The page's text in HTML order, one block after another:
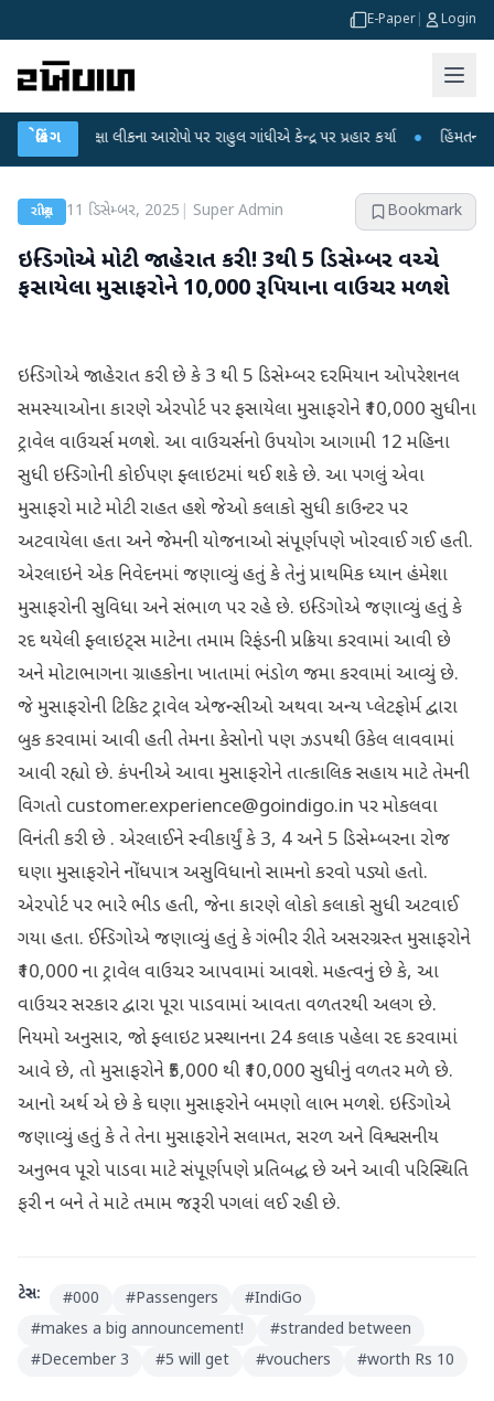
E-Paper Login
બ્રેકિંગ
પરીક્ષા લીકના આરોપો પર રાહુલ ગાંધીએ કેન્દ્ર પર પ્રહાર કર્યા ● હિંમતનગરમાં
રાષ્ટ્રીય 11 ડિસેમ્બર, 2025 Super Admin Bookmark
ઇન્ડિગોએ મોટી જાહેરાત કરી! 3થી 5 ડિસેમ્બર વચ્ચે
ફસાયેલા મુસાફરોને 10,000 રૂપિયાના વાઉચર મળશે
ઇન્ડિગોએ જાહેરાત કરી છે કે 3 થી 5 ડિસેમ્બર દરમિયાન ઓપરેશનલ
સમસ્યાઓના કારણે એરપોર્ટ પર ફસાયેલા મુસાફરોને ₹10,000 સુધીના
ટ્રાવેલ વાઉચર્સ મળશે. આ વાઉચર્સનો ઉપયોગ આગામી 12 મહિના
સુધી ઇન્ડિગોની કોઈપણ ફ્લાઇટમાં થઈ શકે છે. આ પગલું એવા
મુસાફરો માટે મોટી રાહત હશે જેઓ કલાકો સુધી કાઉન્ટર પર
અટવાયેલા હતા અને જેમની યોજનાઓ સંપૂર્ણપણે ખોરવાઈ ગઈ હતી.
એરલાઇને એક નિવેદનમાં જણાવ્યું હતું કે તેનું પ્રાથમિક ધ્યાન હંમેશા
મુસાફરોની સુવિધા અને સંભાળ પર રહે છે. ઇન્ડિગોએ જણાવ્યું હતું કે
રદ થયેલી ફ્લાઇટ્સ માટેના તમામ રિફંડની પ્રક્રિયા કરવામાં આવી છે
અને મોટાભાગના ગ્રાહકોના ખાતામાં ભંડોળ જમા કરવામાં આવ્યું છે.
જે મુસાફરોની ટિકિટ ટ્રાવેલ એજન્સીઓ અથવા અન્ય પ્લેટફોર્મ દ્વારા
બુક કરવામાં આવી હતી તેમના કેસોનો પણ ઝડપથી ઉકેલ લાવવામાં
આવી રહ્યો છે. કંપનીએ આવા મુસાફરોને તાત્કાલિક સહાય માટે તેમની
વિગતો customer.experience@goindigo.in પર મોકલવા
વિનંતી કરી છે . એરલાઈને સ્વીકાર્યું કે 3, 4 અને 5 ડિસેમ્બરના રોજ
ઘણા મુસાફરોને નોંધપાત્ર અસુવિધાનો સામનો કરવો પડ્યો હતો.
એરપોર્ટ પર ભારે ભીડ હતી, જેના કારણે લોકો કલાકો સુધી અટવાઈ
ગયા હતા. ઈન્ડિગોએ જણાવ્યું હતું કે ગંભીર રીતે અસરગ્રસ્ત મુસાફરોને
₹10,000 ના ટ્રાવેલ વાઉચર આપવામાં આવશે. મહત્વનું છે કે, આ
વાઉચર સરકાર દ્વારા પૂરા પાડવામાં આવતા વળતરથી અલગ છે.
નિયમો અનુસાર, જો ફ્લાઇટ પ્રસ્થાનના 24 કલાક પહેલા રદ કરવામાં
આવે છે, તો મુસાફરોને ₹5,000 થી ₹10,000 સુધીનું વળતર મળે છે.
આનો અર્થ એ છે કે ઘણા મુસાફરોને બમણો લાભ મળશે. ઇન્ડિગોએ
જણાવ્યું હતું કે તે તેના મુસાફરોને સલામત, સરળ અને વિશ્વસનીય
અનુભવ પૂરો પાડવા માટે સંપૂર્ણપણે પ્રતિબદ્ધ છે અને આવી પરિસ્થિતિ
ફરી ન બને તે માટે તમામ જરૂરી પગલાં લઈ રહી છે.
ટેગ્સ: #000 #Passengers #IndiGo
#makes a big announcement! #stranded between
#December 3 #5 will get #vouchers #worth Rs 10